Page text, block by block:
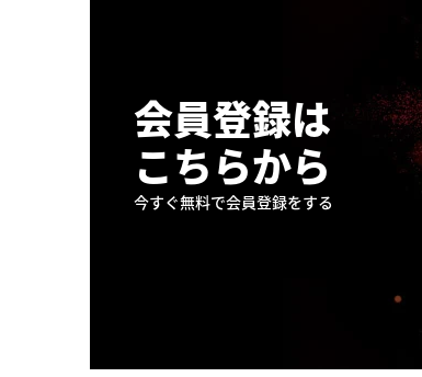
会員登録は
こちらから
今すぐ無料で会員登録をする